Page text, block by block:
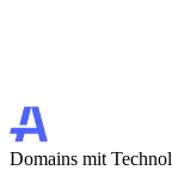
Domains mit